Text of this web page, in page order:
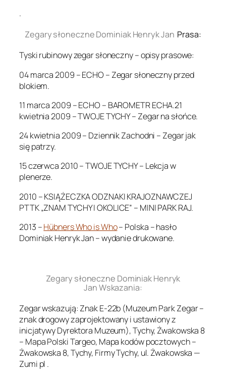
.
Zegary słoneczne Dominiak Henryk Jan Prasa:
Tyski rubinowy zegar słoneczny – opisy prasowe:
04 marca 2009 – ECHO – Zegar słoneczny przed
blokiem.
11 marca 2009 – ECHO – BAROMETR ECHA.21
kwietnia 2009 – TWOJE TYCHY – Zegar na słońce.
24 kwietnia 2009 – Dziennik Zachodni – Zegar jak
się patrzy.
15 czerwca 2010 – TWOJE TYCHY – Lekcja w
plenerze.
2010 – KSIĄŻECZKA ODZNAKI KRAJOZNAWCZEJ
PTTK „ZNAM TYCHY I OKOLICE” – MINI PARK RAJ.
2013 –Hübners Who is Who– Polska – hasło
Dominiak Henryk Jan – wydanie drukowane.
Zegary słoneczne Dominiak Henryk
Jan Wskazania:
Zegar wskazują: Znak E-22b (Muzeum Park Zegar –
znak drogowy zaprojektowany i ustawiony z
inicjatywy Dyrektora Muzeum), Tychy, Żwakowska 8
– Mapa Polski Targeo, Mapa kodów pocztowych –
Żwakowska 8, Tychy, Firmy Tychy, ul. Żwakowska —
Zumi pl .